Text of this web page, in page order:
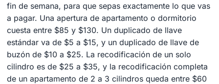
fin de semana, para que sepas exactamente lo que vas
a pagar. Una apertura de apartamento o dormitorio
cuesta entre $85 y $130. Un duplicado de llave
estándar va de $5 a $15, y un duplicado de llave de
buzón de $10 a $25. La recodificación de un solo
cilindro es de $25 a $35, y la recodificación completa
de un apartamento de 2 a 3 cilindros queda entre $60